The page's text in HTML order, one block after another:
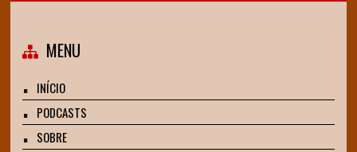
MENU
INÍCIO
PODCASTS
SOBRE